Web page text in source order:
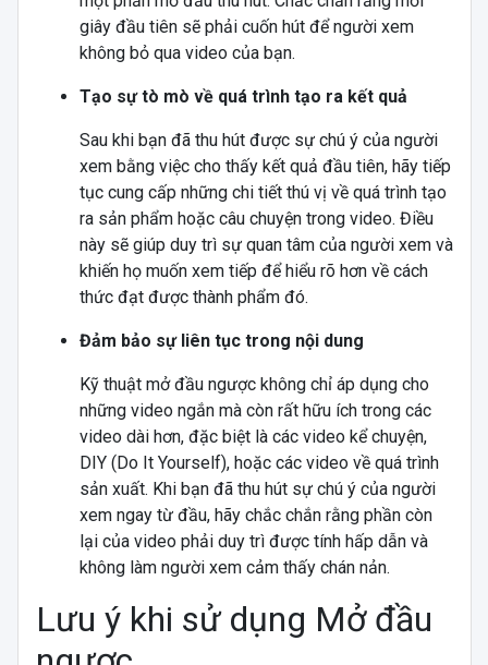
giây đầu tiên sẽ phải cuốn hút để người xem
không bỏ qua video của bạn.
Tạo sự tò mò về quá trình tạo ra kết quả
Sau khi bạn đã thu hút được sự chú ý của người
xem bằng việc cho thấy kết quả đầu tiên, hãy tiếp
tục cung cấp những chi tiết thú vị về quá trình tạo
ra sản phẩm hoặc câu chuyện trong video. Điều
này sẽ giúp duy trì sự quan tâm của người xem và
khiến họ muốn xem tiếp để hiểu rõ hơn về cách
thức đạt được thành phẩm đó.
Đảm bảo sự liên tục trong nội dung
Kỹ thuật mở đầu ngược không chỉ áp dụng cho
những video ngắn mà còn rất hữu ích trong các
video dài hơn, đặc biệt là các video kể chuyện,
DIY (Do It Yourself), hoặc các video về quá trình
sản xuất. Khi bạn đã thu hút sự chú ý của người
xem ngay từ đầu, hãy chắc chắn rằng phần còn
lại của video phải duy trì được tính hấp dẫn và
không làm người xem cảm thấy chán nản.
Lưu ý khi sử dụng Mở đầu